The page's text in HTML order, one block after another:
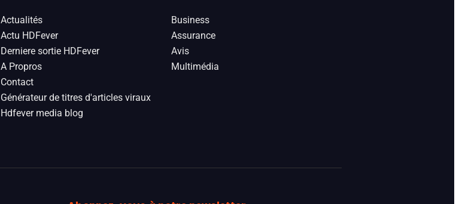
Actualités
Actu HDFever
Derniere sortie HDFever
A Propros
Contact
Générateur de titres d'articles viraux
Hdfever media blog
Business
Assurance
Avis
Multimédia